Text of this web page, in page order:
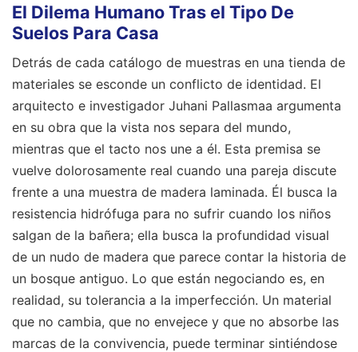
El Dilema Humano Tras el Tipo De
Suelos Para Casa
Detrás de cada catálogo de muestras en una tienda de
materiales se esconde un conflicto de identidad. El
arquitecto e investigador Juhani Pallasmaa argumenta
en su obra que la vista nos separa del mundo,
mientras que el tacto nos une a él. Esta premisa se
vuelve dolorosamente real cuando una pareja discute
frente a una muestra de madera laminada. Él busca la
resistencia hidrófuga para no sufrir cuando los niños
salgan de la bañera; ella busca la profundidad visual
de un nudo de madera que parece contar la historia de
un bosque antiguo. Lo que están negociando es, en
realidad, su tolerancia a la imperfección. Un material
que no cambia, que no envejece y que no absorbe las
marcas de la convivencia, puede terminar sintiéndose